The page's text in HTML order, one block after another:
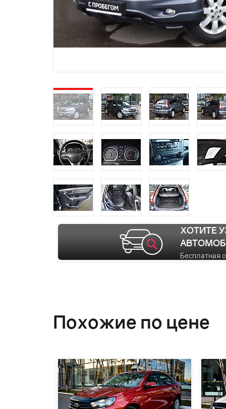
ХОТИТЕ
Бесплатная
Похожие по цене